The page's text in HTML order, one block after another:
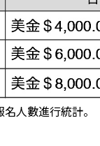
人數進行統計。